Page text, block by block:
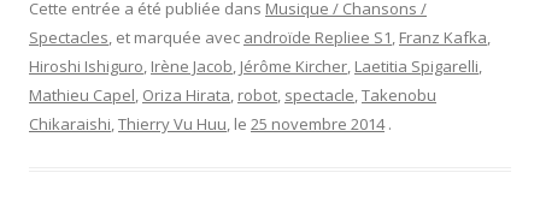
Cette entrée a été publiée dans Musique / Chansons /
Spectacles, et marquée avec androïde Repliee S1, Franz Kafka,
Hiroshi Ishiguro, Irène Jacob, Jérôme Kircher, Laetitia Spigarelli,
Mathieu Capel, Oriza Hirata, robot, spectacle,Takenobu
Chikaraishi,Thierry Vu Huu, le 25 novembre 2014 .